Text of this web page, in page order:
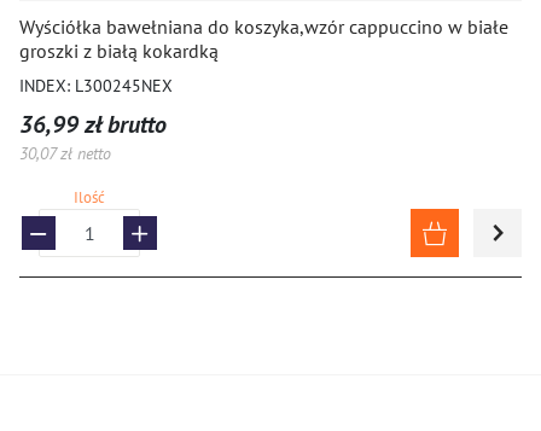
Wyściółka bawełniana do koszyka,wzór cappuccino w białe
groszki z białą kokardką
INDEX: L300245NEX
36,99 zł brutto
30,07 zł netto
Ilość